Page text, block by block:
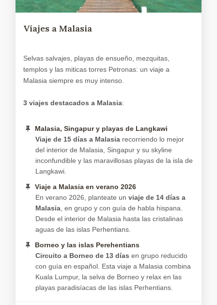
Viajes a Malasia
Selvas salvajes, playas de ensueño, mezquitas,
templos y las miticas torres Petronas: un viaje a
Malasia siempre es muy intenso.
3 viajes destacados a Malasia:
Malasia, Singapur y playas de Langkawi
Viaje de 15 días a Malasia recorriendo lo mejor
del interior de Malasia, Singapur y su skyline
inconfundible y las maravillosas playas de la isla de
Langkawi.
Viaje a Malasia en verano 2026
En verano 2026, planteate un viaje de 14 días a
Malasia , en grupo y con guía de habla hispana.
Desde el interior de Malasia hasta las cristalinas
aguas de las islas Perhentians.
Borneo y las islas Perehentians
Circuito a Borneo de 13 días en grupo reducido
con guía en español. Esta viaje a Malasia combina
Kuala Lumpur, la selva de Borneo y relax en las
playas paradisíacas de las islas Perhentians.